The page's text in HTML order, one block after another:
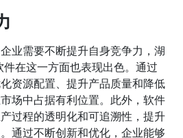
业需要不断提升自身竞争力，湖
在这一方面也表现出色。通过
资源配置、提升产品质量和降低
场中占据有利位置。此外，软件
过程的透明化和可追溯性，提升
通过不断创新和优化，企业能够